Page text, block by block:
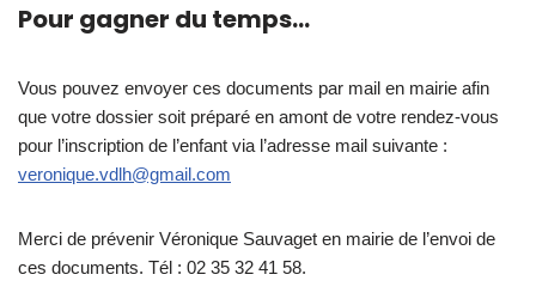
Pour gagner du temps…
Vous pouvez envoyer ces documents par mail en mairie afin
que votre dossier soit préparé en amont de votre rendez-vous
pour l’inscription de l’enfant via l’adresse mail suivante :
veronique.vdlh@gmail.com
Merci de prévenir Véronique Sauvaget en mairie de l’envoi de
ces documents. Tél : 02 35 32 41 58.